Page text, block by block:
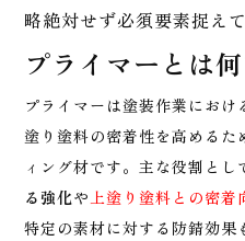
略絶対せず必須要素捉え
プライマーとは
プライマーは塗装作業にお
塗り塗料の密着性を高めるた
ィング材です。主な役割とし
る強化や上塗り塗料との密着
特定の素材に対する防錆効果